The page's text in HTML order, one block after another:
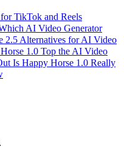
TikTok and Reels
AI Video Generator
2.5 Alternatives for AI Video
1.0 Top the AI Video
Is Happy Horse 1.0 Really